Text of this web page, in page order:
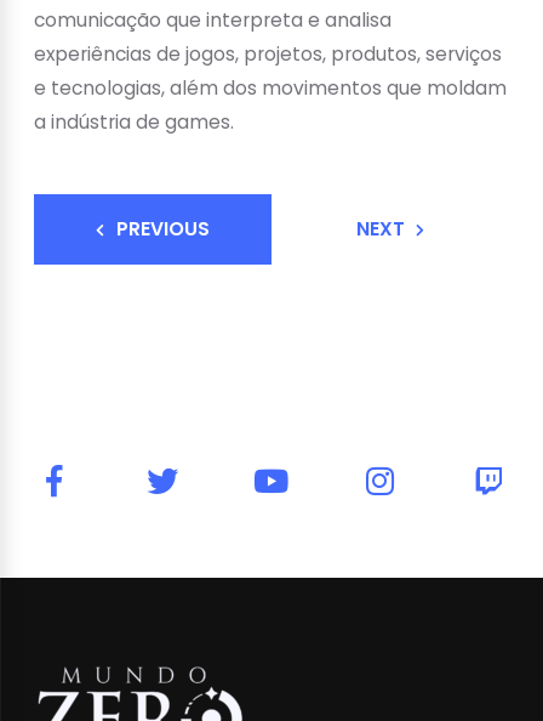
comunicação que interpreta e analisa
experiências de jogos, projetos, produtos, serviços
e tecnologias, além dos movimentos que moldam
a indústria de games.
PREVIOUS NEXT